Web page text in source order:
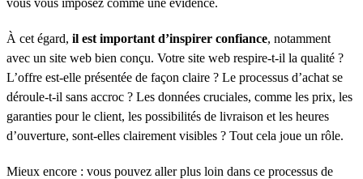
vous vous imposez comme une évidence.
À cet égard, il est important d’inspirer confiance, notamment
avec un site web bien conçu. Votre site web respire-t-il la qualité ?
L’offre est-elle présentée de façon claire ? Le processus d’achat se
déroule-t-il sans accroc ? Les données cruciales, comme les prix, les
garanties pour le client, les possibilités de livraison et les heures
d’ouverture, sont-elles clairement visibles ? Tout cela joue un rôle.
Mieux encore : vous pouvez aller plus loin dans ce processus de